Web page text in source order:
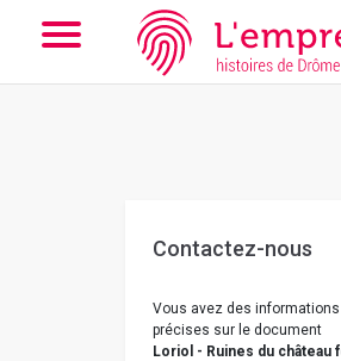
Array ( [slug] => nous-contacter [doc] =>
// Add the new slick-theme.css if you
Contactez-nous
Vous avez des informations
précises sur le document
Loriol - Ruines du château